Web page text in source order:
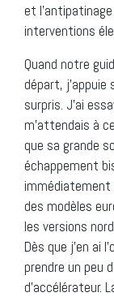
et
interventions
Quand notre
départ,
surpris. J’ai
m’attendais à
que sa grande
échappement
immédiatement
des modèles
les versions
Dès que j’en ai
prendre un peu
d’accélérateur.